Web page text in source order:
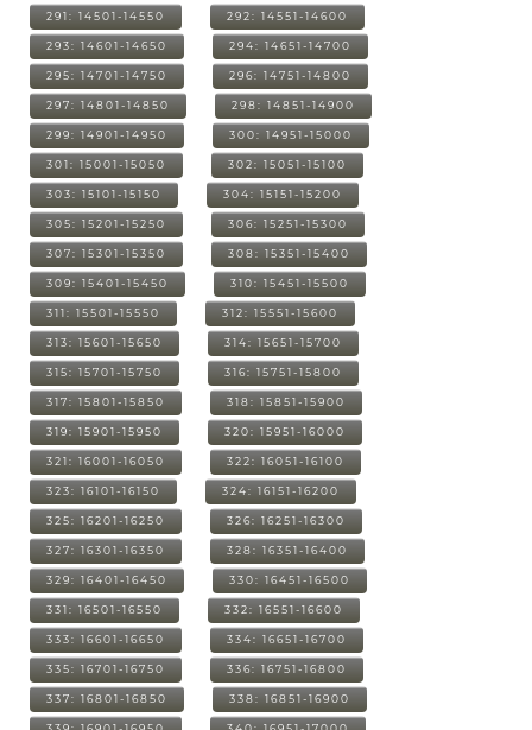
291: 14501-14550 292: 14551-14600
293: 14601-14650 294: 14651-14700
295: 14701-14750 296: 14751-14800
297: 14801-14850 298: 14851-14900
299: 14901-14950 300: 14951-15000
301: 15001-15050 302: 15051-15100
303: 15101-15150 304: 15151-15200
305: 15201-15250 306: 15251-15300
307: 15301-15350 308: 15351-15400
309: 15401-15450 310: 15451-15500
311: 15501-15550 312: 15551-15600
313: 15601-15650 314: 15651-15700
315: 15701-15750 316: 15751-15800
317: 15801-15850 318: 15851-15900
319: 15901-15950 320: 15951-16000
321: 16001-16050 322: 16051-16100
323: 16101-16150 324: 16151-16200
325: 16201-16250 326: 16251-16300
327: 16301-16350 328: 16351-16400
329: 16401-16450 330: 16451-16500
331: 16501-16550 332: 16551-16600
333: 16601-16650 334: 16651-16700
335: 16701-16750 336: 16751-16800
337: 16801-16850 338: 16851-16900